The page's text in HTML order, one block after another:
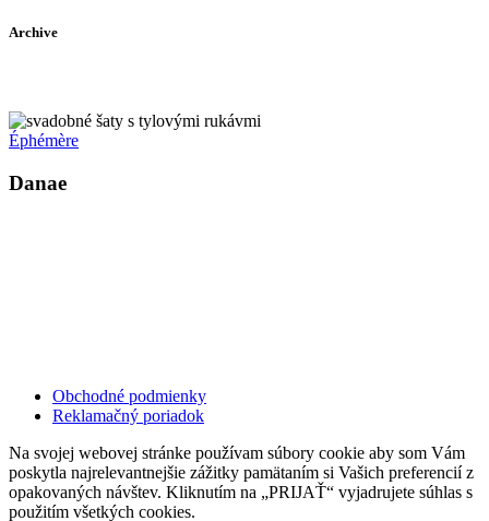
Archive
Éphémère
Danae
Obchodné podmienky
Reklamačný poriadok
Na svojej webovej stránke používam súbory cookie aby som Vám
poskytla najrelevantnejšie zážitky pamätaním si Vašich preferencií z
opakovaných návštev. Kliknutím na „PRIJAŤ“ vyjadrujete súhlas s
použitím všetkých cookies.